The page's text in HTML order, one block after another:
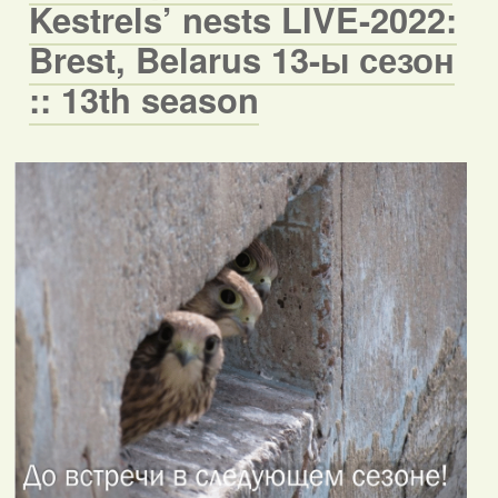
Kestrels’ nests LIVE-2022:
Brest, Belarus 13-ы сезон
:: 13th season